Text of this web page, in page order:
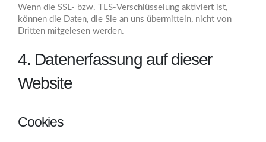
Wenn die SSL- bzw. TLS-Verschlüsselung aktiviert ist,
können die Daten, die Sie an uns übermitteln, nicht von
Dritten mitgelesen werden.
4. Datenerfassung auf dieser
Website
Cookies